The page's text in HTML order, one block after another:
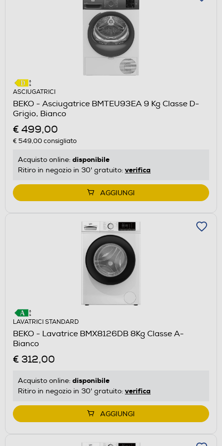
ASCIUGATRICI
BEKO - Asciugatrice BMTEU93EA 9 Kg Classe D-
Grigio, Bianco
€ 499,00
€ 549,00consigliato
Acquisto online: disponibile
Ritiro in negozio in 30' gratuito: verifica
AGGIUNGI
LAVATRICI STANDARD
BEKO - Lavatrice BMX8126DB 8Kg Classe A-
Bianco
€ 312,00
Acquisto online: disponibile
Ritiro in negozio in 30' gratuito: verifica
AGGIUNGI